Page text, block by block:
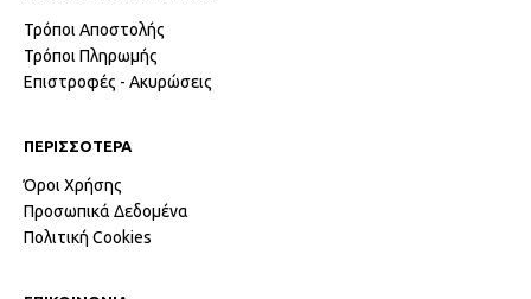
Τρόποι Αποστολής
Τρόποι Πληρωμής
Επιστροφές - Ακυρώσεις
ΠΕΡΙΣΣΟΤΕΡΑ
Όροι Χρήσης
Προσωπικά Δεδομένα
Πολιτική Cookies